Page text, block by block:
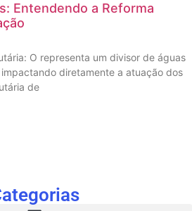
Entendendo a Reforma
O representa um divisor de águas
diretamente a atuação dos
de